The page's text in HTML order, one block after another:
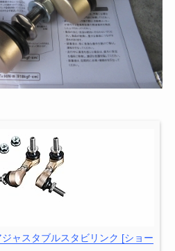
ャスタブルスタビリンク [ショー